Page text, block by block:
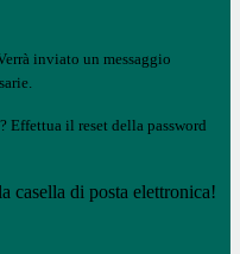
inviato un messaggio
Effettua il reset della password
casella di posta elettronica!